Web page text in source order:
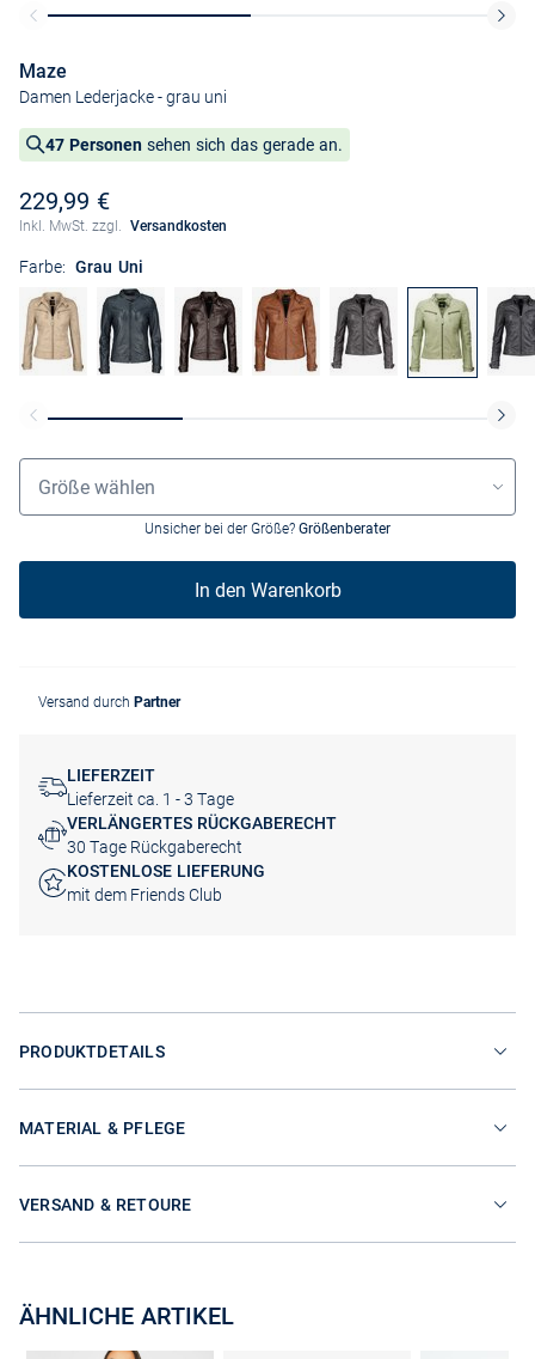
Maze
Damen Lederjacke- grau uni
47 Personen sehen sich das gerade an.
229,99 €
Inkl. MwSt. zzgl. Versandkosten
Farbe: Grau Uni
Größenauswahl
Größe wählen
Unsicher bei der Größe? Größenberater
In den Warenkorb
Versand durch Partner
LIEFERZEIT
Lieferzeit ca. 1 - 3 Tage
VERLÄNGERTES RÜCKGABERECHT
30 Tage Rückgaberecht
KOSTENLOSE LIEFERUNG
mit dem Friends Club
PRODUKTDETAILS
MATERIAL & PFLEGE
VERSAND & RETOURE
ÄHNLICHE ARTIKEL